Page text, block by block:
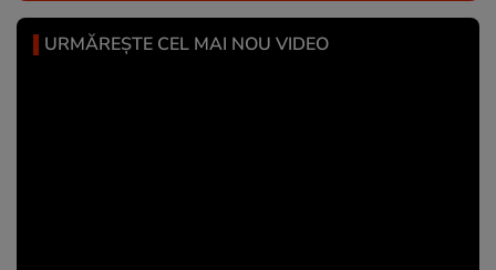
URMĂREȘTE CEL MAI NOU VIDEO